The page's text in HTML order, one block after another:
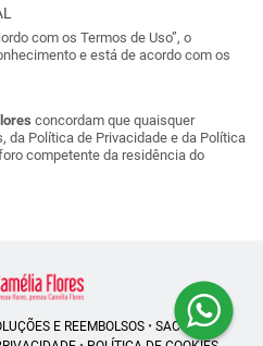
com os Termos de Uso”, o
e está de acordo com os
concordam que quaisquer
da Política de Privacidade e da Política
competente da residência do
E REEMBOLSOS• SAC